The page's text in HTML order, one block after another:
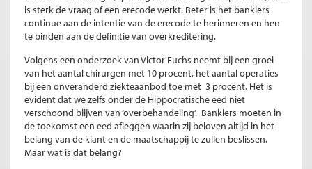
is sterk de vraag of een erecode werkt. Beter is het bankiers
continue aan de intentie van de erecode te herinneren en hen
te binden aan de definitie van overkreditering.
Volgens een onderzoek van Victor Fuchs neemt bij een groei
van het aantal chirurgen met 10 procent, het aantal operaties
bij een onveranderd ziekteaanbod toe met 3 procent. Het is
evident dat we zelfs onder de Hippocratische eed niet
verschoond blijven van ‘overbehandeling’. Bankiers moeten in
de toekomst een eed afleggen waarin zij beloven altijd in het
belang van de klant en de maatschappij te zullen beslissen.
Maar wat is dat belang?